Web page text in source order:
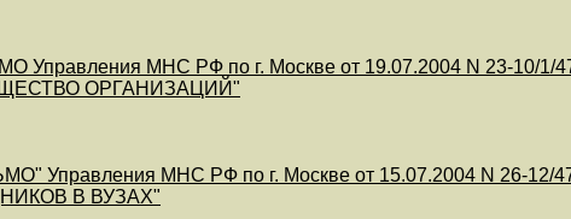
Управления МНС РФ по г. Москве от 19.07.2004 N 23-
ОРГАНИЗАЦИЙ"
Управления МНС РФ по г. Москве от 15.07.2004 N
В ВУЗАХ"